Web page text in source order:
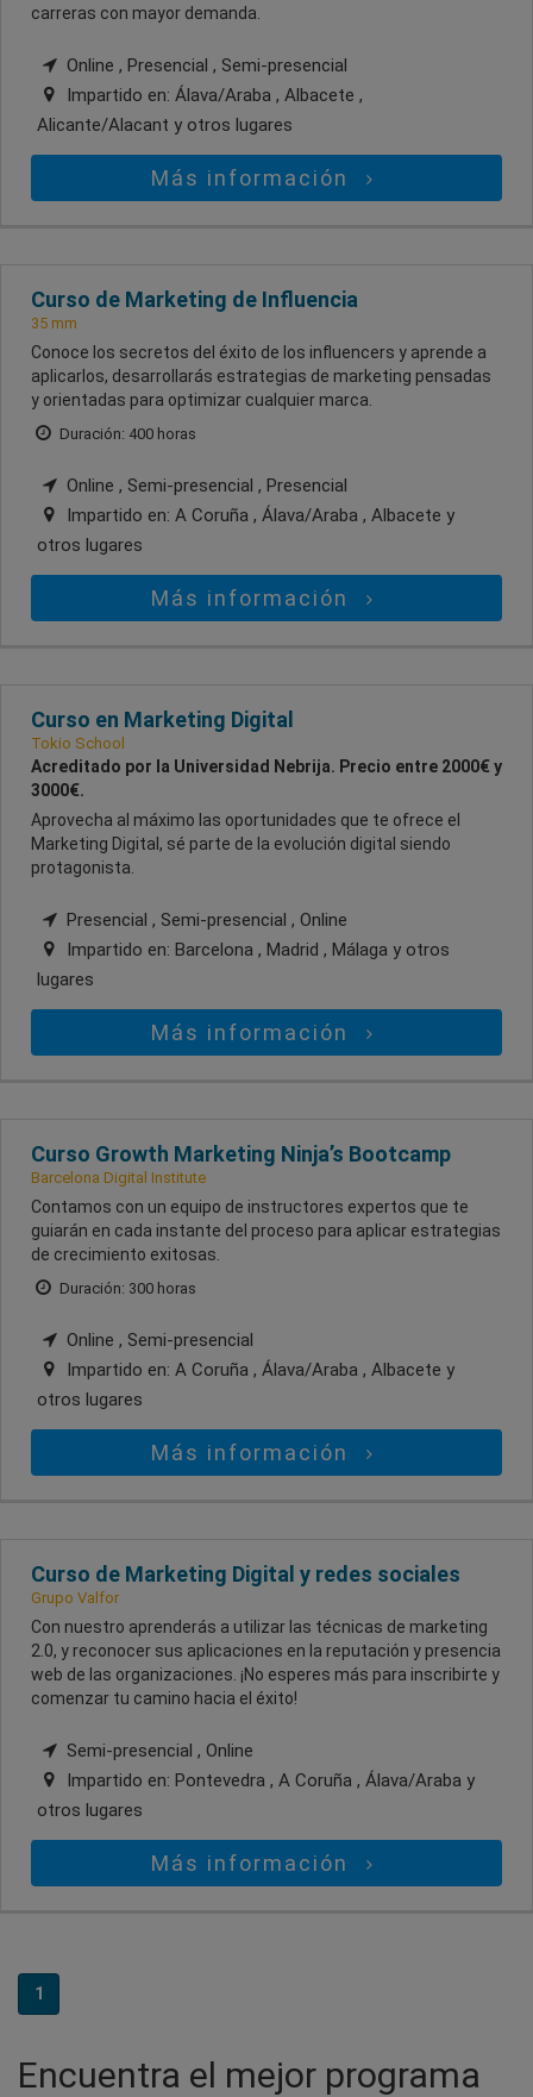
carreras con mayor demanda.
Online , Presencial , Semi-presencial
Impartido en: Álava/Araba , Albacete ,
Alicante/Alacant y otros lugares
Más información
Curso de Marketing de Influencia
35 mm
Conoce los secretos del éxito de los influencers y aprende a
aplicarlos, desarrollarás estrategias de marketing pensadas
y orientadas para optimizar cualquier marca.
Duración: 400 horas
Online , Semi-presencial , Presencial
Impartido en: A Coruña , Álava/Araba , Albacete y
otros lugares
Más información
Curso en Marketing Digital
Tokio School
Acreditado por la Universidad Nebrija. Precio entre 2000€ y
3000€.
Aprovecha al máximo las oportunidades que te ofrece el
Marketing Digital, sé parte de la evolución digital siendo
protagonista.
Presencial , Semi-presencial , Online
Impartido en: Barcelona , Madrid , Málaga y otros
lugares
Más información
Curso Growth Marketing Ninja’s Bootcamp
Barcelona Digital Institute
Contamos con un equipo de instructores expertos que te
guiarán en cada instante del proceso para aplicar estrategias
de crecimiento exitosas.
Duración: 300 horas
Online , Semi-presencial
Impartido en: A Coruña , Álava/Araba , Albacete y
otros lugares
Más información
Curso de Marketing Digital y redes sociales
Grupo Valfor
Con nuestro aprenderás a utilizar las técnicas de marketing
2.0, y reconocer sus aplicaciones en la reputación y presencia
web de las organizaciones. ¡No esperes más para inscribirte y
comenzar tu camino hacia el éxito!
Semi-presencial , Online
Impartido en: Pontevedra , A Coruña , Álava/Araba y
otros lugares
Más información
1
Encuentra el mejor programa